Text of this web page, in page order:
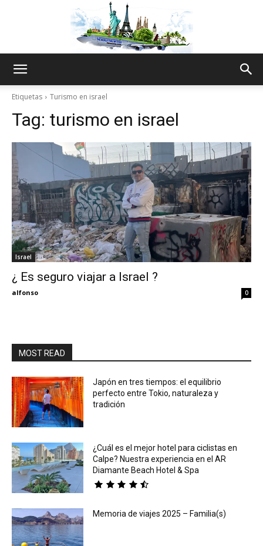
Thru
My
Etiquetas Turismo en israel
Tag: turismo en israel
Israel
¿ Es seguro viajar a Israel ?
alfonso 0
MOST READ
Japón en tres tiempos: el equilibrio
perfecto entre Tokio, naturaleza y
tradición
¿Cuál es el mejor hotel para ciclistas en
Calpe? Nuestra experiencia en el AR
Diamante Beach Hotel & Spa
Memoria de viajes 2025 – Familia(s)